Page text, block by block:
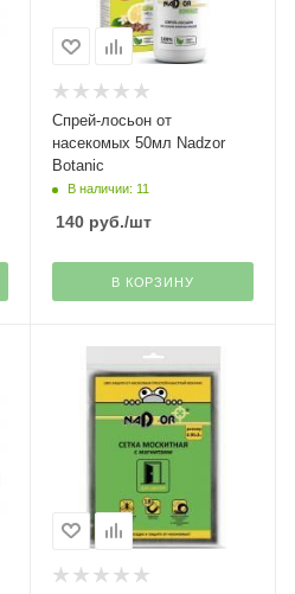
Спрей-лосьон от
насекомых 50мл Nadzor
Botanic
В наличии: 11
140руб./шт
В КОРЗИНУ